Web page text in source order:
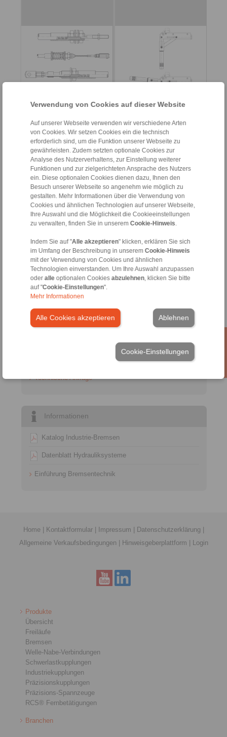
Verwendung von Cookies auf dieser Website
Auf unserer Webseite verwenden wir verschiedene Arten
von Cookies. Wir setzen Cookies ein die technisch
erforderlich sind, um die Funktion unserer Webseite zu
gewährleisten. Zudem setzten optionale Cookies zur
Analyse des Nutzerverhaltens, zur Einstellung weiterer
Funktionen und zur zielgerichteten Ansprache des Nutzers
ein. Diese optionalen Cookies dienen dazu, Ihnen den
Besuch unserer Webseite so angenehm wie möglich zu
gestalten. Mehr Informationen über die Verwendung von
Cookies und ähnlichen Technologien auf unserer Webseite,
Ihre Auswahl und die Möglichkeit die Cookieeinstellungen
zu verwalten, finden Sie in unserem Cookie-Hinweis
Indem Sie auf "Alle akzeptieren" klicken, erklären Sie sich
im Umfang der Beschreibung in unserem Cookie-Hinweis
mit der Verwendung von Cookies und ähnlichen
Technologien einverstanden. Um Ihre Auswahl anzupassen
oder alleoptionalen Cookies abzulehnen, klicken Sie bitte
auf "Cookie-Einstellungen".
Mehr Informationen
Alle Cookies akzeptieren Ablehnen
Cookie-Einstellungen
Datenblatt
Datenblatt
Kontakt
Hotline Vertrieb:
+49 6172 275-431
sales.kb@ringspann.de
Hotline Technik:
tech.bnk@ringspann.de
Technische Anfrage
Informationen
Katalog Industrie-Bremsen
Datenblatt Hydrauliksysteme
Einführung Bremsentechnik
Home| Kontaktformular| Impressum Datenschutzerklärung
Allgemeine Verkaufsbedingungen
Hinweisgeberplattform Login
Produkte
Übersicht
Freiläufe
Bremsen
Welle-Nabe-Verbindungen
Schwerlastkupplungen
Industriekupplungen
Präzisionskupplungen
Präzisions-Spannzeuge
RCS® Fernbetätigungen
Branchen